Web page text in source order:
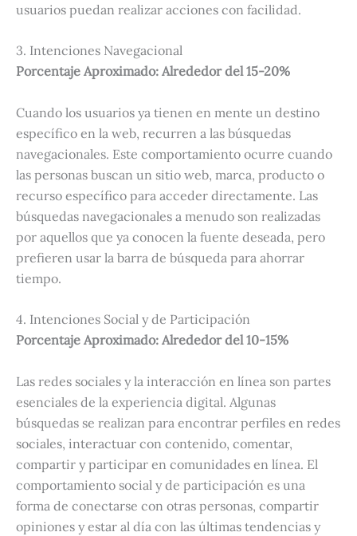
usuarios puedan realizar acciones con facilidad.
3. Intenciones Navegacional
Porcentaje Aproximado: Alrededor del 15-20%
Cuando los usuarios ya tienen en mente un destino
específico en la web, recurren a las búsquedas
navegacionales. Este comportamiento ocurre cuando
las personas buscan un sitio web, marca, producto o
recurso específico para acceder directamente. Las
búsquedas navegacionales a menudo son realizadas
por aquellos que ya conocen la fuente deseada, pero
prefieren usar la barra de búsqueda para ahorrar
tiempo.
4. Intenciones Social y de Participación
Porcentaje Aproximado: Alrededor del 10-15%
Las redes sociales y la interacción en línea son partes
esenciales de la experiencia digital. Algunas
búsquedas se realizan para encontrar perfiles en redes
sociales, interactuar con contenido, comentar,
compartir y participar en comunidades en línea. El
comportamiento social y de participación es una
forma de conectarse con otras personas, compartir
opiniones y estar al día con las últimas tendencias y